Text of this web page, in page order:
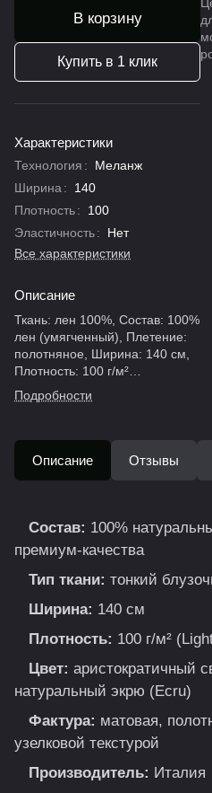
В корзину
Купить в 1 клик
Характеристики
Технология :
Меланж
Ширина :
140
Плотность:
100
Эластичность:
Нет
Все характеристики
Описание
Ткань: лен 100%, Состав: 100%
лен (умягченный), Плетение:
полотняное, Ширина: 140 см,
Плотность: 100 г/м²
(ультралегкий), Цвет: светло-
бежевый (экрю), Страна
Подробности
Описание Отзывы
Состав: 100%
премиум-качества
Тип ткани: тонкий
Ширина: 140 см
Плотность: 100 г/м²
Цвет: аристократичный
натуральный экрю (Ecru)
Фактура: матовая,
узелковой текстурой
Производитель: Италия